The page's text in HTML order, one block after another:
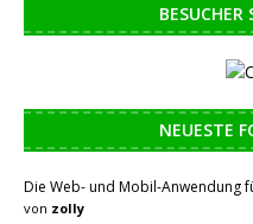
NEUESTE
Die Web- und Mobil-Anwendung
von zolly